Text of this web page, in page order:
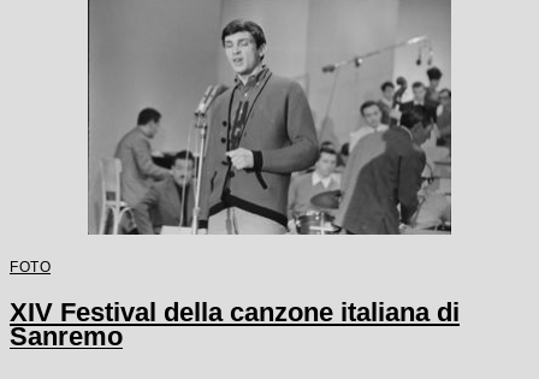
FOTO
XIV Festival della canzone italiana di
Sanremo